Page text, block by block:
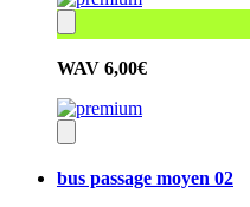
WAV 6,00€
bus passage moyen 02